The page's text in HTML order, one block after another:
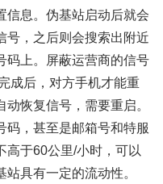
信息。伪基站启动后就会
号，之后则会搜索出附近
码上。屏蔽运营商的信号
成后，对方手机才能重
恢复信号，需要重启。
码，甚至是邮箱号和特服
高于60公里/小时，可以
具有一定的流动性。